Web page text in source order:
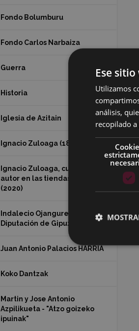
Fondo Bolumburu
Fondo Carlos Narbaiza
Guerra
Historia
Iglesia de Azitain
Ignacio Zuloaga (1870-2020)
Ignacio Zuloaga, cuadros del
autor en las tiendas de Eibar
(2020)
Indalecio Ojanguren
Diputación de Gipuzkoa
Juan Antonio Palacios HARRIA
Koko Dantzak
Martin y Jose Antonio
Azpilikueta - "Atzo goizeko
ipuinak"
Ese
Utilizamos
análisis,
recopilado